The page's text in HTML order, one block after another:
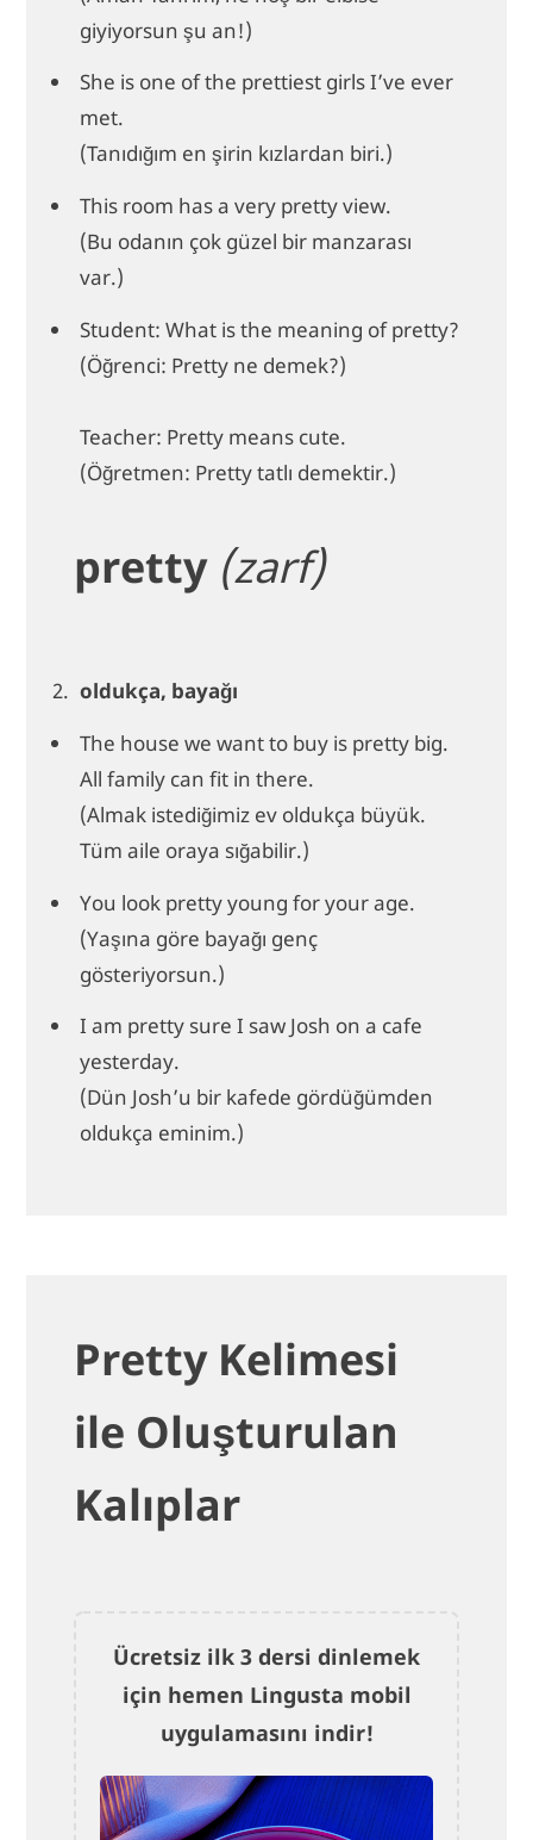
giyiyorsun şu an!)
She is one of the prettiest girls I’ve ever
met.
(Tanıdığım en şirin kızlardan biri.)
This room has a very pretty view.
(Bu odanın çok güzel bir manzarası
var.)
Student: What is the meaning of pretty?
(Öğrenci: Pretty ne demek?)
Teacher: Pretty means cute.
(Öğretmen: Pretty tatlı demektir.)
pretty (zarf)
oldukça, bayağı
The house we want to buy is pretty big.
All family can fit in there.
(Almak istediğimiz ev oldukça büyük.
Tüm aile oraya sığabilir.)
You look pretty young for your age.
(Yaşına göre bayağı genç
gösteriyorsun.)
I am pretty sure I saw Josh on a cafe
yesterday.
(Dün Josh’u bir kafede gördüğümden
oldukça eminim.)
Pretty Kelimesi
ile Oluşturulan
Kalıplar
Ücretsiz ilk 3 dersi dinlemek
için hemen Lingusta mobil
uygulamasını indir!